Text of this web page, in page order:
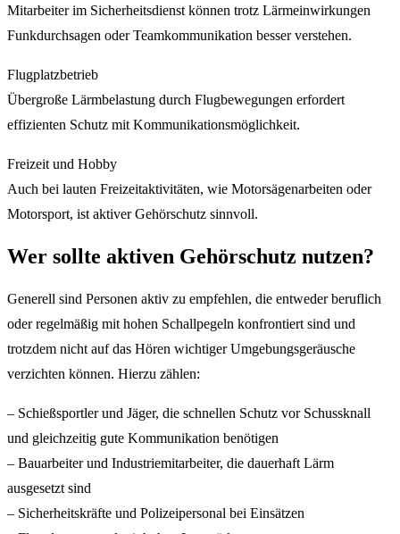
Mitarbeiter im Sicherheitsdienst können trotz Lärmeinwirkungen
Funkdurchsagen oder Teamkommunikation besser verstehen.
Flugplatzbetrieb
Übergroße Lärmbelastung durch Flugbewegungen erfordert
effizienten Schutz mit Kommunikationsmöglichkeit.
Freizeit und Hobby
Auch bei lauten Freizeitaktivitäten, wie Motorsägenarbeiten oder
Motorsport, ist aktiver Gehörschutz sinnvoll.
Wer sollte aktiven Gehörschutz nutzen?
Generell sind Personen aktiv zu empfehlen, die entweder beruflich
oder regelmäßig mit hohen Schallpegeln konfrontiert sind und
trotzdem nicht auf das Hören wichtiger Umgebungsgeräusche
verzichten können. Hierzu zählen:
– Schießsportler und Jäger, die schnellen Schutz vor Schussknall
und gleichzeitig gute Kommunikation benötigen
– Bauarbeiter und Industriemitarbeiter, die dauerhaft Lärm
ausgesetzt sind
– Sicherheitskräfte und Polizeipersonal bei Einsätzen